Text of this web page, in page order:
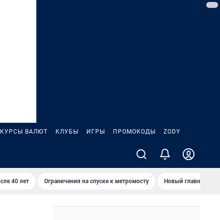
КУРСЫ ВАЛЮТ КЛУБЫ ИГРЫ ПРОМОКОДЫ ZODY
40 лет Ограничения на спуске к метромосту Новый главный